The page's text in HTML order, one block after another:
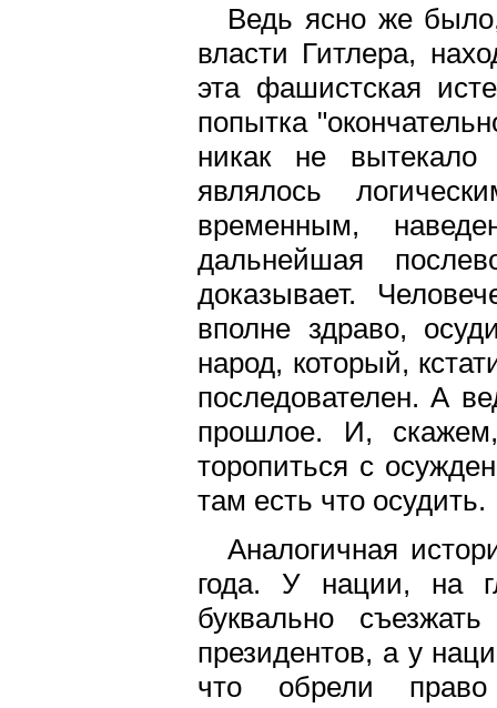
Ведь ясно же
власти Гитлера,
эта фашистская
попытка
никак не
являлось
временным,
дальнейшая
доказывает.
вполне здраво,
народ, который,
последователен. А
прошлое. И,
торопиться с
там есть что осудить.
Аналогичная
года. У нации, на
буквально
президентов, а у
что обрели право